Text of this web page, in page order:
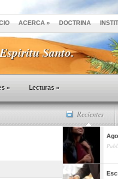
ACERCA » DOCTRINA
Santo.
» Lecturas »
Recientes